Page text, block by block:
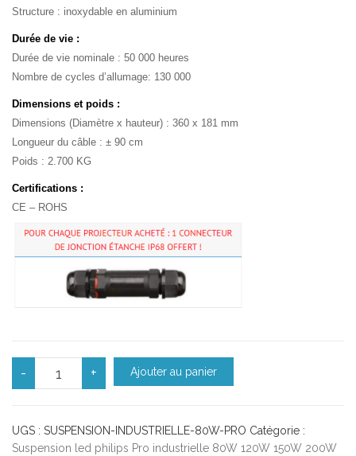
Structure : inoxydable en aluminium
Durée de vie :
Durée de vie nominale : 50 000 heures
Nombre de cycles d’allumage: 130 000
Dimensions et poids :
Dimensions (Diamètre x hauteur) : 360 x 181 mm
Longueur du câble : ± 90 cm
Poids : 2.700 KG
Certifications :
CE – ROHS
- quantité de Suspension High bay 80W Industrielle led
+ Ajouter au panier
UGS : SUSPENSION-INDUSTRIELLE-80W-PRO Catégorie :
Suspension led philips Pro industrielle 80W 120W 150W 200W